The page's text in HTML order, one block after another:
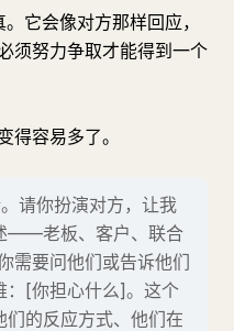
它会像对方那样回应，
须努力争取才能得到一个
得容易多了。
请你扮演对方，让我
——老板、客户、联合
需要问他们或告诉他们
：[你担心什么]。这个
的反应方式、他们在